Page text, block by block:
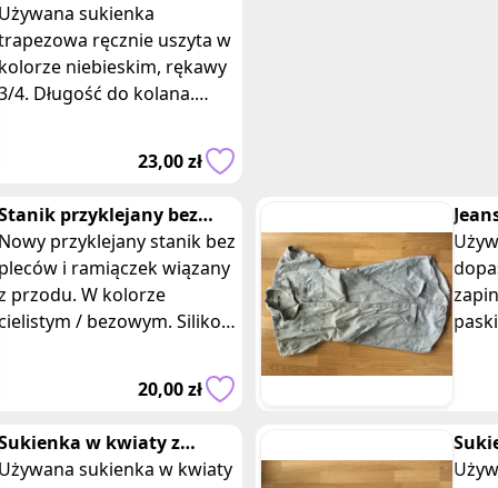
trapezowa
3/4
sukienka
ręcznie uszyta w
niebieskim, rękawy
4. Długość do kolana.
czy mnie23,00 zł
przyklejany bez
i ramiączek cielisty
przyklejany stanik bez
i ramiączek wiązany
przodu. W kolorze
/ bezowym. Silikon
zewnątrz. Rozmiar A / B
20,00 zł
w kwiaty z
z podszewka new
sukienka w kwiaty